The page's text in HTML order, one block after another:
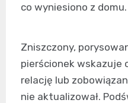
co wyniesiono z domu.
Zniszczony,
pierścionek wskazuje
relację lub
nie aktualizował.